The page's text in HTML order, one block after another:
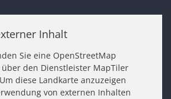
Inhalt
Sie eine OpenStreetMap
über den Dienstleister MapTiler
diese Landkarte anzuzeigen
von externen Inhalten